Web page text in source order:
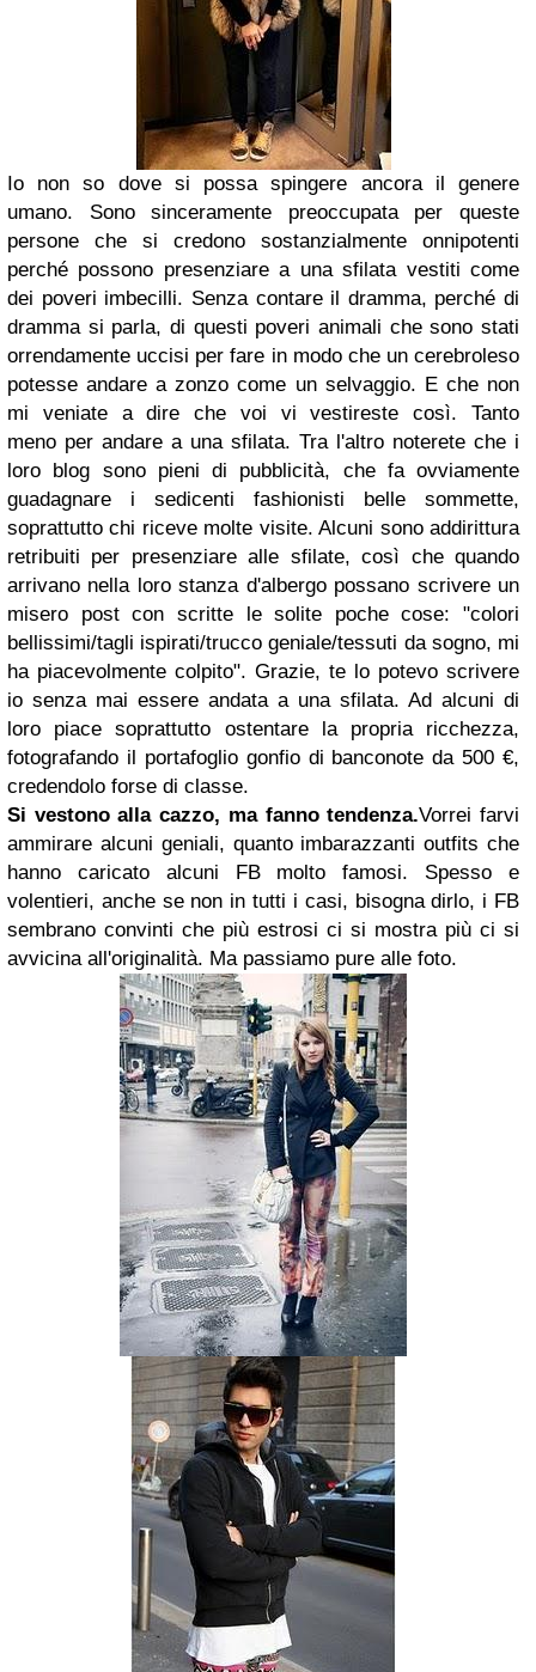
Io non so dove si possa spingere ancora il genere
umano. Sono sinceramente preoccupata per queste
persone che si credono sostanzialmente onnipotenti
perché possono presenziare a una sfilata vestiti come
dei poveri imbecilli. Senza contare il dramma, perché di
dramma si parla, di questi poveri animali che sono stati
orrendamente uccisi per fare in modo che un cerebroleso
potesse andare a zonzo come un selvaggio. E che non
mi veniate a dire che voi vi vestireste così. Tanto
meno per andare a una sfilata. Tra l'altro noterete che i
loro blog sono pieni di pubblicità, che fa ovviamente
guadagnare i sedicenti fashionisti belle sommette,
soprattutto chi riceve molte visite. Alcuni sono addirittura
retribuiti per presenziare alle sfilate, così che quando
arrivano nella loro stanza d'albergo possano scrivere un
misero post con scritte le solite poche cose: "colori
bellissimi/tagli ispirati/trucco geniale/tessuti da sogno, mi
ha piacevolmente colpito". Grazie, te lo potevo scrivere
io senza mai essere andata a una sfilata. Ad alcuni di
loro piace soprattutto ostentare la propria ricchezza,
fotografando il portafoglio gonfio di banconote da 500 €,
credendolo forse di classe.
Si vestono alla cazzo, ma fanno tendenza.Vorrei farvi
ammirare alcuni geniali, quanto imbarazzanti outfits che
hanno caricato alcuni FB molto famosi. Spesso e
volentieri, anche se non in tutti i casi, bisogna dirlo, i FB
sembrano convinti che più estrosi ci si mostra più ci si
avvicina all'originalità. Ma passiamo pure alle foto.